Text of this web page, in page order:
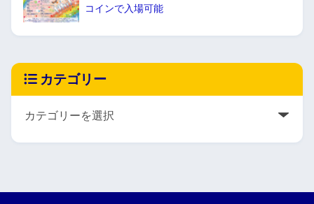
コインで入場可能
カテゴリー